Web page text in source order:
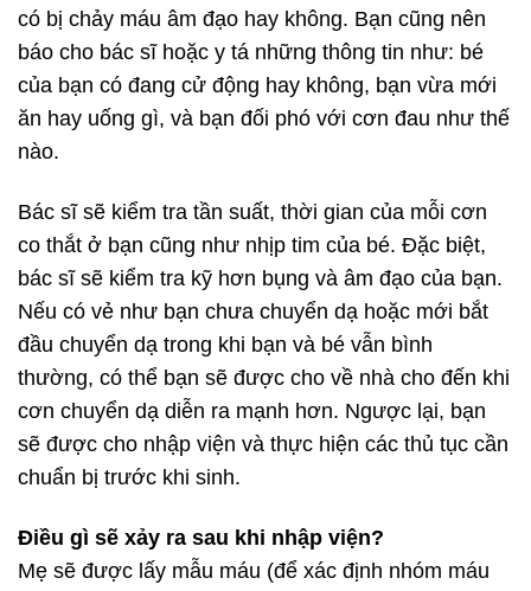
có bị chảy máu âm đạo hay không. Bạn cũng nên
báo cho bác sĩ hoặc y tá những thông tin như: bé
của bạn có đang cử động hay không, bạn vừa mới
ăn hay uống gì, và bạn đối phó với cơn đau như thế
nào.
Bác sĩ sẽ kiểm tra tần suất, thời gian của mỗi cơn
co thắt ở bạn cũng như nhịp tim của bé. Đặc biệt,
bác sĩ sẽ kiểm tra kỹ hơn bụng và âm đạo của bạn.
Nếu có vẻ như bạn chưa chuyển dạ hoặc mới bắt
đầu chuyển dạ trong khi bạn và bé vẫn bình
thường, có thể bạn sẽ được cho về nhà cho đến khi
cơn chuyển dạ diễn ra mạnh hơn. Ngược lại, bạn
sẽ được cho nhập viện và thực hiện các thủ tục cần
chuẩn bị trước khi sinh.
Điều gì sẽ xảy ra sau khi nhập viện?
Mẹ sẽ được lấy mẫu máu (để xác định nhóm máu